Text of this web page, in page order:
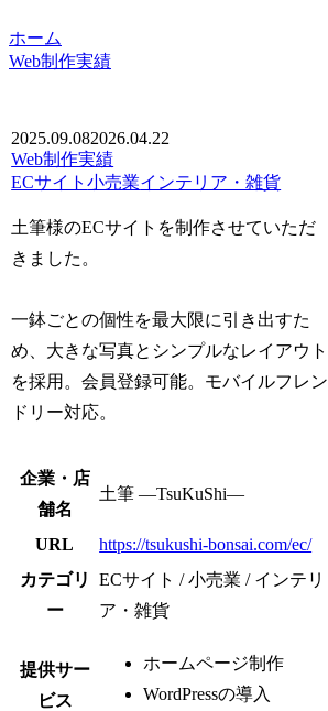
ホーム
Web制作実績
2025.09.082026.04.22
Web制作実績
ECサイト小売業インテリア・雑貨
土筆様のECサイトを制作させていただ
きました。
一鉢ごとの個性を最大限に引き出すた
め、大きな写真とシンプルなレイアウト
を採用。会員登録可能。モバイルフレン
ドリー対応。
企業・店
舗名
土筆 ―TsuKuShi―
URL
https://tsukushi-bonsai.com/ec/
カテゴリ
ー
ECサイト / 小売業 / インテリ
ア・雑貨
提供サー
ビス
ホームページ制作
WordPressの導入